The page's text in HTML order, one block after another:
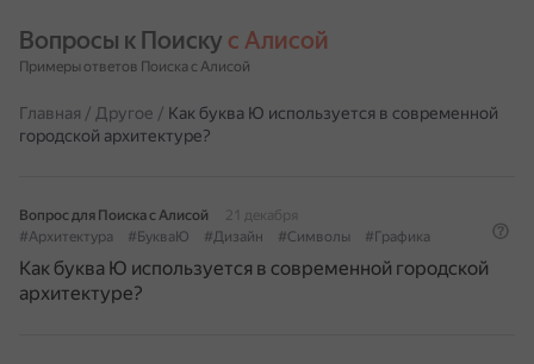
Вопросы к Поиску с Алисой
Примеры ответов Поиска с Алисой
Главная / Другое / Как буква Ю используется в современной
городской архитектуре?
Вопрос для Поиска с Алисой
21 декабря
#Архитектура
#БукваЮ #Дизайн #Символы #Графика
Как буква Ю используется в современной городской
архитектуре?